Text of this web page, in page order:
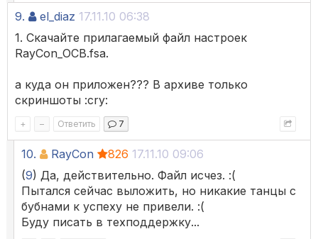
9. el_diaz 17.11.10 06:38
1. Скачайте прилагаемый файл настроек
RayCon_ОСВ.fsa.
а куда он приложен??? В архиве только
скриншоты :cry:
+ – Ответить 7
10. RayCon 826 17.11.10 09:06
(9) Да, действительно. Файл исчез. :(
Пытался сейчас выложить, но никакие танцы с
бубнами к успеху не привели. :(
Буду писать в техподдержку...